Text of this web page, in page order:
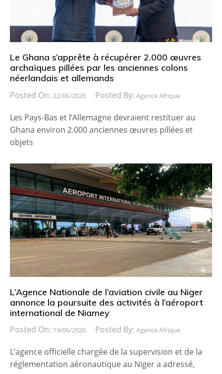
Le Ghana s’apprête à récupérer 2.000 œuvres
archaïques pillées par les anciennes colons
néerlandais et allemands
Posted On: 22/06/2026 Posted By: Agence Afrique
Les Pays-Bas et l’Allemagne devraient restituer au
Ghana environ 2.000 anciennes œuvres pillées et
objets
L’Agence Nationale de l’aviation civile au Niger
annonce la poursuite des activités à l’aéroport
international de Niamey
Posted On: 19/06/2026 Posted By: Agence Afrique
L’agence officielle chargée de la supervision et de la
réglementation aéronautique au Niger a adressé,